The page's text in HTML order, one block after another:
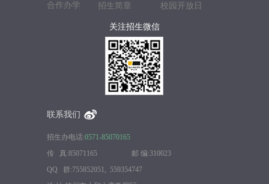
合作办学
招生简章
校园开放日
关注招生微信
联系我们
招生办电话:0571-85070165
传 真:85071165 邮 编:310023
QQ 群:755852051, 559354747